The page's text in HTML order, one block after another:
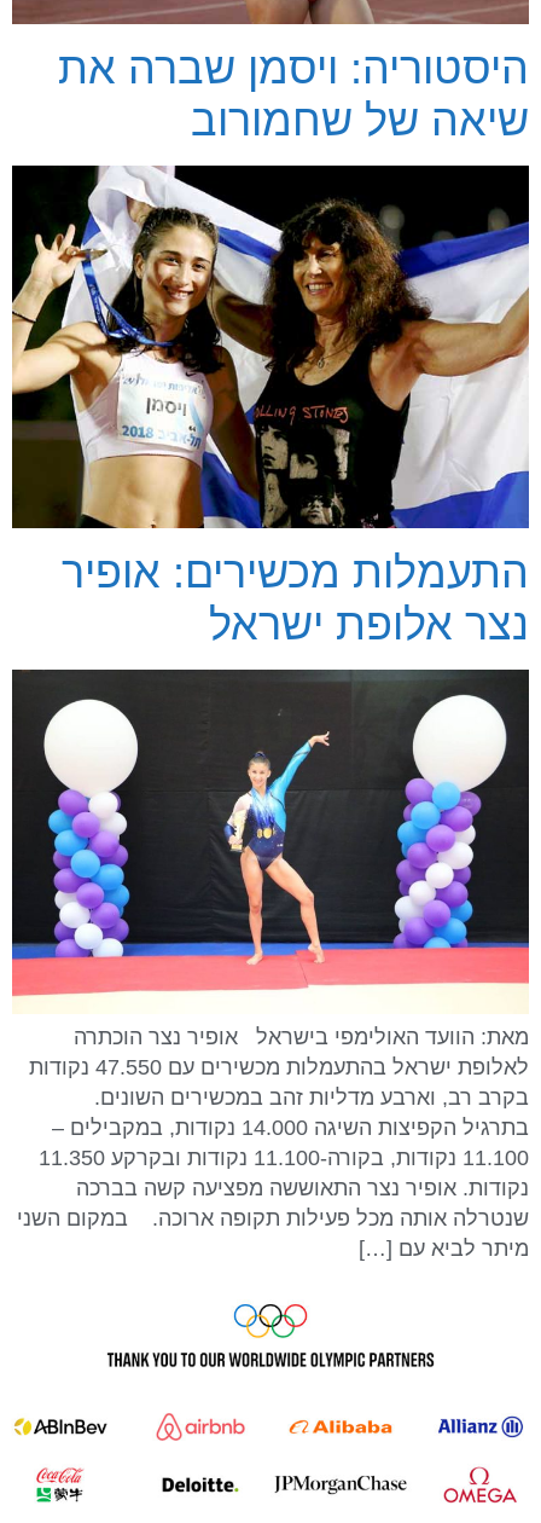
היסטוריה: ויסמן שברה את
שיאה של שחמורוב
התעמלות מכשירים: אופיר
נצר אלופת ישראל
מאת: הוועד האולימפי בישראל אופיר נצר הוכתרה
לאלופת ישראל בהתעמלות מכשירים עם 47.550 נקודות
בקרב רב, וארבע מדליות זהב במכשירים השונים.
בתרגיל הקפיצות השיגה 14.000 נקודות, במקבילים –
11.100 נקודות, בקורה-11.100 נקודות ובקרקע 11.350
נקודות. אופיר נצר התאוששה מפציעה קשה בברכה
שנטרלה אותה מכל פעילות תקופה ארוכה. במקום השני
מיתר לביא עם […]